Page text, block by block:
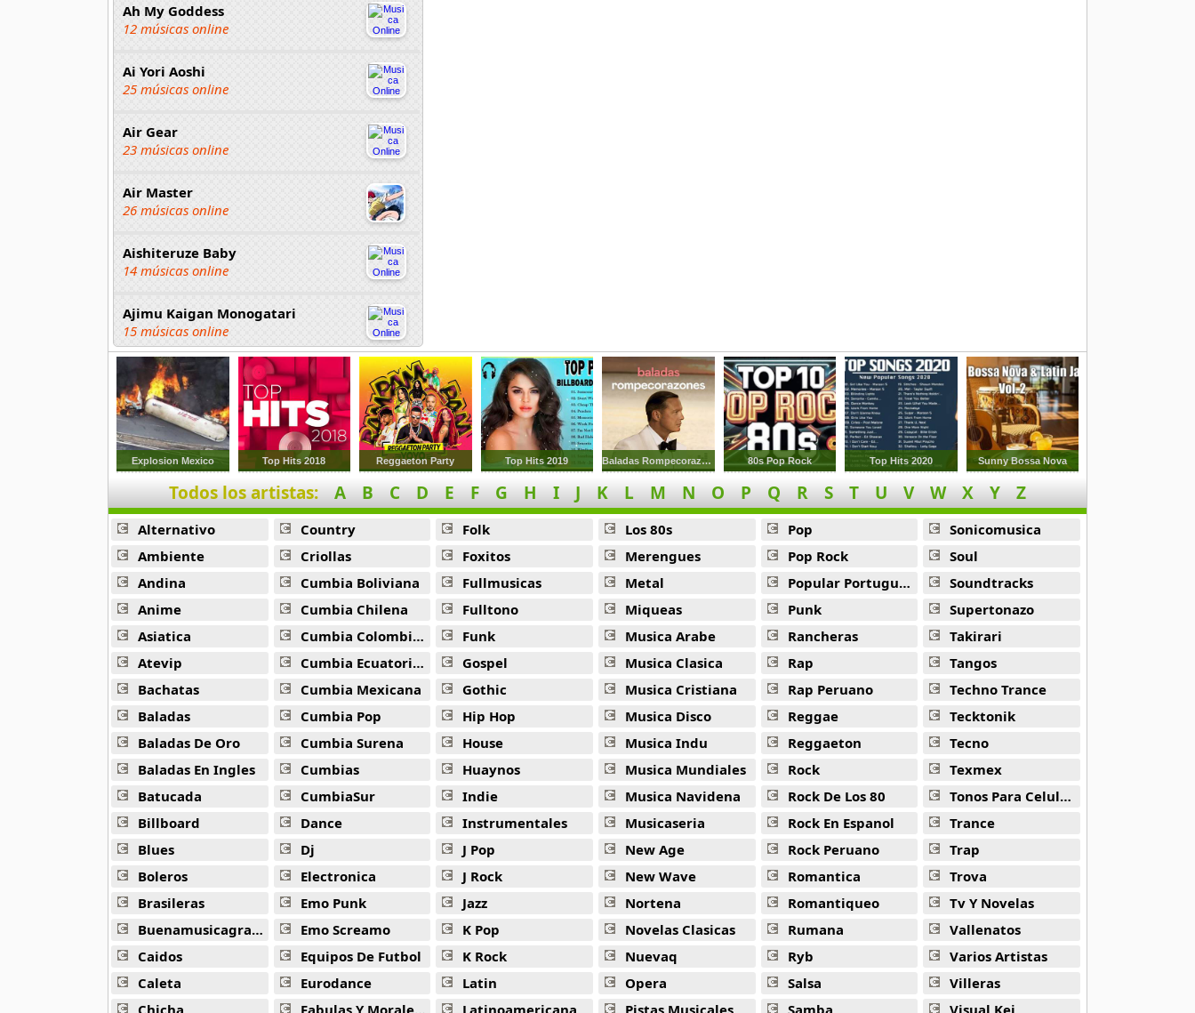
Ah My Goddess
12 músicas online
Ai Yori Aoshi
25 músicas online
Air Gear
23 músicas online
Air Master
26 músicas online
Aishiteruze Baby
14 músicas online
Ajimu Kaigan Monogatari
15 músicas online
Akahori Gedou Hour Rabuge
29 músicas online
Akane Iro Ni Samoru Saka
26 músicas online
Akb0048
6 músicas online
Akikan
15 músicas online
Alejandro Arnais
3 músicas online
Amaenaideyo
26 músicas online
Amagami Ss
50 músicas online
Amatsuki
20 músicas online
Angel Beats
39 músicas online
36 músicas online
Angel Sanctuary
Explosion Mexico Top Hits 2018 Reggaeton Party Top Hits 2019 Baladas Rompecorazones 80s Pop Rock Top Hits 2020 Sunny Bossa Nova
Todos los artistas: A B C D E F G H I J K L M N O P Q R S T U V W X Y Z
Alternativo
Ambiente
Andina
Anime
Asiatica
Atevip
Bachatas
Baladas
Baladas De Oro
Baladas En Ingles
Batucada
Billboard
Blues
Boleros
Brasileras
Buenamusicagratis
Caidos
Caleta
Chicha
Country
Criollas
Cumbia Boliviana
Cumbia Chilena
Cumbia Colombiana
Cumbia Ecuatoriana
Cumbia Mexicana
Cumbia Pop
Cumbia Surena
Cumbias
CumbiaSur
Dance
Dj
Electronica
Emo Punk
Emo Screamo
Equipos De Futbol
Eurodance
Fabulas Y Moralejas
Folk
Foxitos
Fullmusicas
Fulltono
Funk
Gospel
Gothic
Hip Hop
House
Huaynos
Indie
Instrumentales
J Pop
J Rock
Jazz
K Pop
K Rock
Latin
Latinoamericana
Los 80s
Merengues
Metal
Miqueas
Musica Arabe
Musica Clasica
Musica Cristiana
Musica Disco
Musica Indu
Musica Mundiales
Musica Navidena
Musicaseria
New Age
New Wave
Nortena
Novelas Clasicas
Nuevaq
Opera
Pistas Musicales
Pop
Pop Rock
Popular Portuguesa
Punk
Rancheras
Rap
Rap Peruano
Reggae
Reggaeton
Rock
Rock De Los 80
Rock En Espanol
Rock Peruano
Romantica
Romantiqueo
Rumana
Ryb
Salsa
Samba
Sonicomusica
Soul
Soundtracks
Supertonazo
Takirari
Tangos
Techno Trance
Tecktonik
Tecno
Texmex
Tonos Para Celulares
Trance
Trap
Trova
Tv Y Novelas
Vallenatos
Varios Artistas
Villeras
Visual Kei